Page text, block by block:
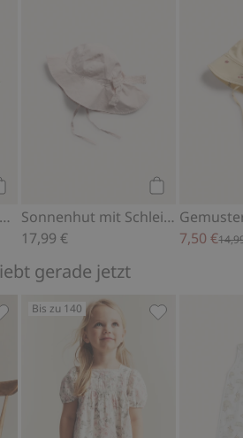
Geblümter Sonnenhut mit UV-Schutz
Sonnenhut mit Schleife auf der Rückseite
17,99 €
7,50 €
gerade jetzt
Kleid mit
Bis zu 140